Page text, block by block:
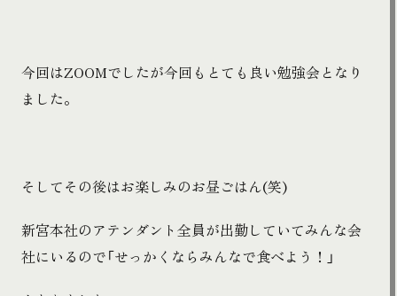
今回はZOOMでしたが今回もとても良い勉強会となり
ました。
そしてその後はお楽しみのお昼ごはん(笑)
新宮本社のアテンダント全員が出勤していてみんな会
社にいるので「せっかくならみんなで食べよう！」